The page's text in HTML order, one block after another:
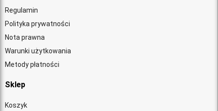
Regulamin
Polityka prywatności
Nota prawna
Warunki użytkowania
Metody płatności
Sklep
Koszyk